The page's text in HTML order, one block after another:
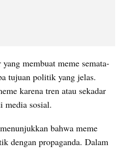
membuat meme semata-
tujuan politik yang jelas.
karena tren atau sekadar
media sosial.
bahwa meme
dengan propaganda. Dalam